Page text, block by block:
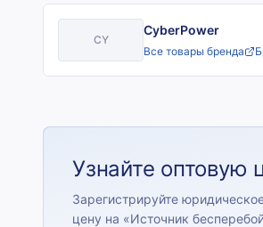
CY
CyberPower
Все товары бренда
Узнайте оптовую
Зарегистрируйте
цену на «Источник